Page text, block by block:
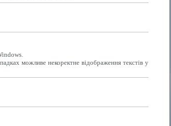
можливе некоректне відображення текстів у